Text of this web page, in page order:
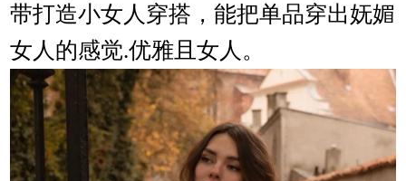
带打造小女人穿搭，能把单品穿出妩媚
女人的感觉.优雅且女人。